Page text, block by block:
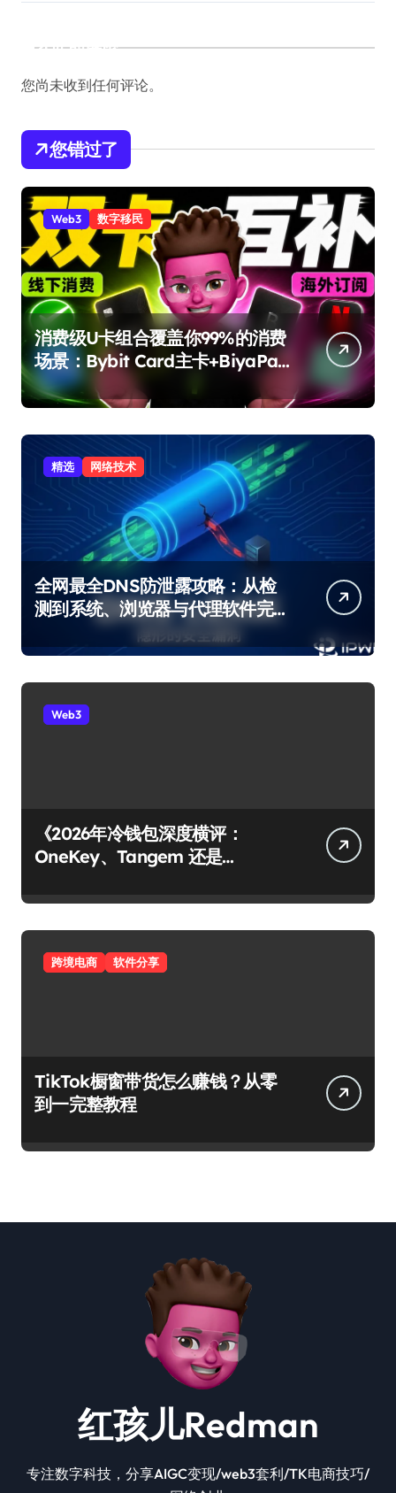
近期评论
您尚未收到任何评论。
您错过了
Web3 数字移民
消费级U卡组合覆盖你99%的消费
场景：Bybit Card主卡+BiyaPay
备用卡完整攻略
精选 网络技术
全网最全DNS防泄露攻略：从检
测到系统、浏览器与代理软件完
Web3
《2026年冷钱包深度横评：
OneKey、Tangem 还是
垒？》
跨境电商 软件分享
TikTok橱窗带货怎么赚钱？从零
到一完整教程
红孩儿Redman
专注数字科技，分享AIGC变现/web3套利/TK电商技巧/